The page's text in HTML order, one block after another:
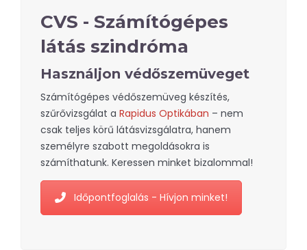
CVS - Számítógépes
látás szindróma
Használjon védőszemüveget
Számítógépes védőszemüveg készítés,
szűrővizsgálat a Rapidus Optikában – nem
csak teljes körű látásvizsgálatra, hanem
személyre szabott megoldásokra is
számíthatunk. Keressen minket bizalommal!
Időpontfoglalás - Hívjon minket!